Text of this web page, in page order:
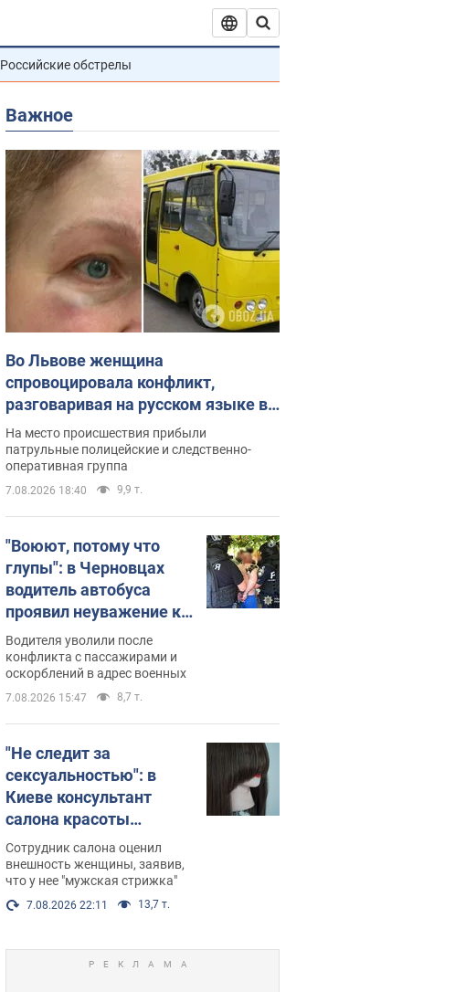
Российские обстрелы
Важное
Во Львове женщина
спровоцировала конфликт,
разговаривая на русском языке в
маршрутке: полиция составила
административный протокол.
Видео
На место происшествия прибыли
патрульные полицейские и следственно-
оперативная группа
7.08.2026 18:40 9,9 т.
"Воюют, потому что
глупы": в Черновцах
водитель автобуса
проявил неуважение к
украинским военным и
поплатился за это.
Видео
Водителя уволили после
конфликта с пассажирами и
оскорблений в адрес военных
7.08.2026 15:47 8,7 т.
"Не следит за
сексуальностью": в
Киеве консультант
салона красоты
оскорбил женщину
после химиотерапии,
разгорелся скандал.
Фото
Сотрудник салона оценил
внешность женщины, заявив,
что у нее "мужская стрижка"
7.08.2026 22:11 13,7 т.